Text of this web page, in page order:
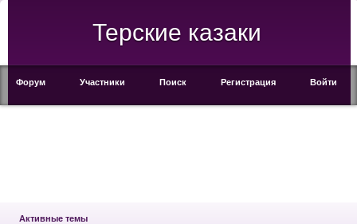
Терские казаки
Форум Участники Поиск Регистрация Войти
Активные темы